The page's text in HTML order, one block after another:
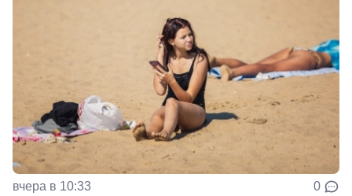
вчера в 10:33 0